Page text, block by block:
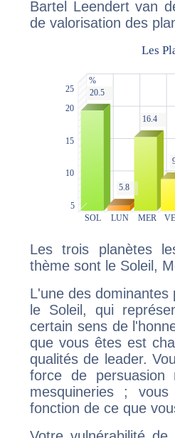
Bartel Leendert van
de valorisation des
Les trois planètes
thème sont le Soleil,
L'une des
le Soleil, qui
certain sens de
que vous êtes est
qualités de leader.
force de
mesquineries ;
fonction de ce que